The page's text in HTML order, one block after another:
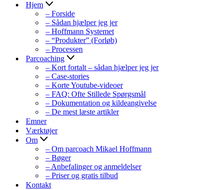
Hjem
– Forside
– Sådan hjælper jeg jer
– Hoffmann Systemet
– “Produkter” (Forløb)
– Processen
Parcoaching
– Kort fortalt – sådan hjælper jeg jer
– Case-stories
– Korte Youtube-videoer
– FAQ: Ofte Stillede Spørgsmål
– Dokumentation og kildeangivelse
– De mest læste artikler
Emner
Værktøjer
Om
– Om parcoach Mikael Hoffmann
– Bøger
– Anbefalinger og anmeldelser
– Priser og gratis tilbud
Kontakt